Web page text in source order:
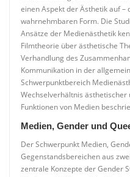
einen Aspekt der Ästhetik auf –
wahrnehmbaren Form. Die
Ansätze der Medienästhetik
Filmtheorie über ästhetische
Verhandlung des
Kommunikation in der
Schwerpunktbereich
Wechselverhältnis
Funktionen von Medien
Medien, Gender und
Der Schwerpunkt Medien,
Gegenstandsbereichen aus
zentrale Konzepte der Gender